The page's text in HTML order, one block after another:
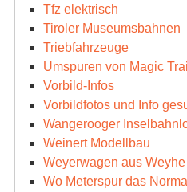
Tfz elektrisch
Tiroler Museumsbahnen
Triebfahrzeuge
Umspuren von Magic
Vorbild-Infos
Vorbildfotos und Info
Wangerooger
Weinert Modellbau
Weyerwagen aus
Wo Meterspur das